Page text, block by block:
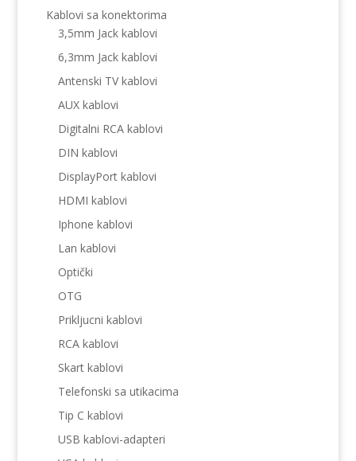
Kablovi sa konektorima
3,5mm Jack kablovi
6,3mm Jack kablovi
Antenski TV kablovi
AUX kablovi
Digitalni RCA kablovi
DIN kablovi
DisplayPort kablovi
HDMI kablovi
Iphone kablovi
Lan kablovi
Optički
OTG
Prikljucni kablovi
RCA kablovi
Skart kablovi
Telefonski sa utikacima
Tip C kablovi
USB kablovi-adapteri